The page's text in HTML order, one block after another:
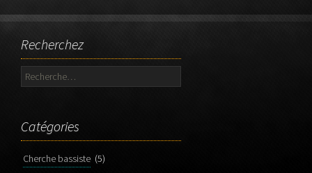
Recherchez
Rechercher :
Catégories
Cherche bassiste (5)